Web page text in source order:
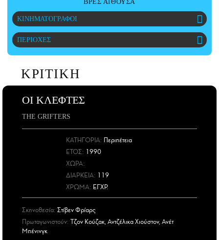
ΑΜΠΑ
PRINT
ΒΡΕΣ ΑΙΘΟΥΣΑ
ΚΙΝΗΜΑΤΟΓΡΑΦΟΙ
ΠΕΡΙΟΧΕΣ
ΚΡΙΤΙΚΗ
ΟΙ ΚΛΕΦΤΕΣ
THE GRIFTERS
ΚΑΤΗΓΟΡΙΑ: Περιπέτεια
ΕΤΟΣ: 1990
ΧΩΡΑ:
ΔΙΑΡΚΕΙΑ: 119
ΧΡΩΜΑ: ΕΓΧΡ.
Σκηνοθεσία: Στίβεν Φρίαρς
Πρωταγωνιστούν: Τζον Κούζακ, Αντζέλικα Χιούστον, Ανέτ
Μπένινγκ